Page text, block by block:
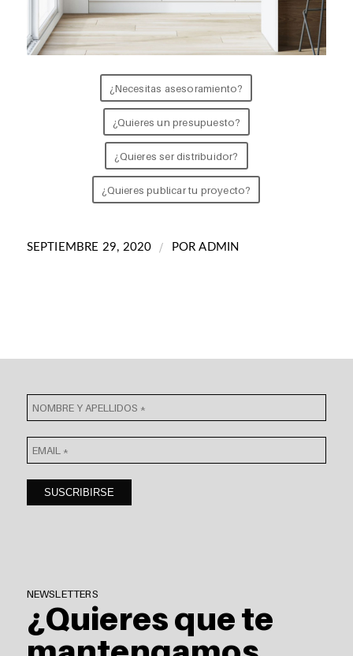
¿Necesitas asesoramiento?
¿Quieres un presupuesto?
¿Quieres ser distribuidor?
¿Quieres publicar tu proyecto?
SEPTIEMBRE 29, 2020 / PORADMIN
NEWSLETTERS
¿Quieres que te